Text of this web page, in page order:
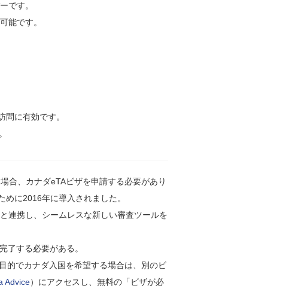
です。
能です。
に有効です。
合、カナダeTAビザを申請する必要があり
に2016年に導入されました。
連携し、シームレスな新しい審査ツールを
了する必要がある。
的でカナダ入国を希望する場合は、別のビ
Advice）にアクセスし、無料の「ビザが必